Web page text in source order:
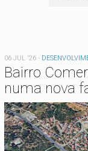
06 JUL '26 -
Bairro
numa nova